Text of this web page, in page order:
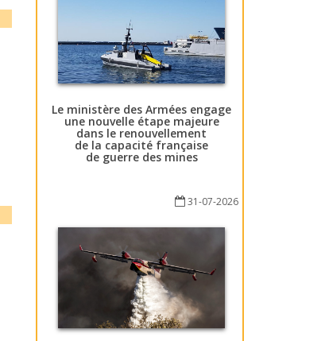
Le ministère des Armées engage
une nouvelle étape majeure
dans le renouvellement
de la capacité française
de guerre des mines
31-07-2026